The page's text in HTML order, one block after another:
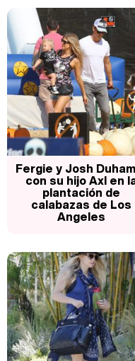
Fergie y Josh
con su hijo Axl en
plantación de
calabazas de Los
Angeles